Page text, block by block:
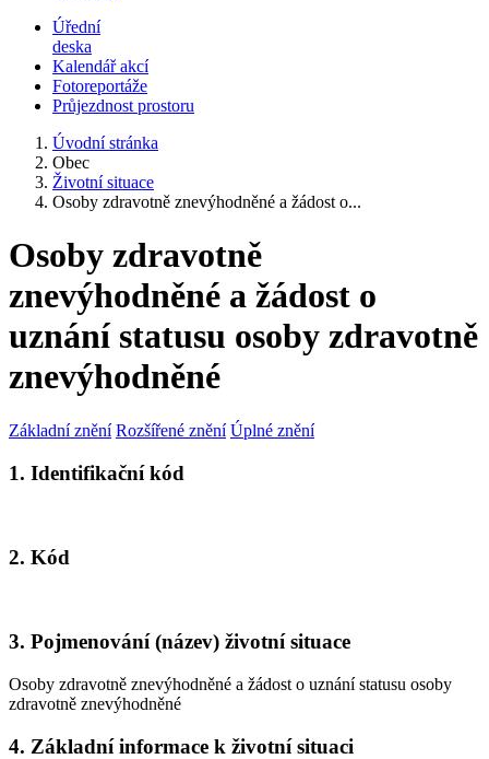
Úřední
deska
Kalendář akcí
Fotoreportáže
Průjezdnost prostoru
Úvodní stránka
Obec
Životní situace
Osoby zdravotně znevýhodněné a žádost o...
Osoby zdravotně
znevýhodněné a žádost o
uznání statusu osoby zdravotně
znevýhodněné
Základní znění Rozšířené znění Úplné znění
1. Identifikační kód
2. Kód
3. Pojmenování (název) životní situace
Osoby zdravotně znevýhodněné a žádost o uznání statusu osoby
zdravotně znevýhodněné
4. Základní informace k životní situaci